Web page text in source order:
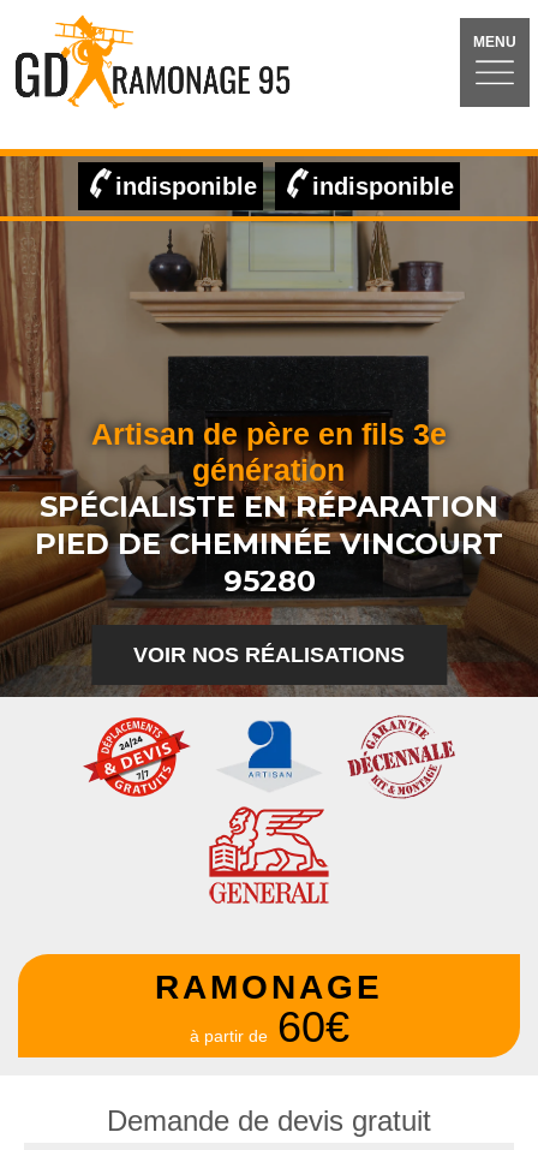
MENU
indisponible indisponible
Artisan de père en fils 3e
génération
SPÉCIALISTE EN RÉPARATION
PIED DE CHEMINÉE VINCOURT
95280
VOIR NOS RÉALISATIONS
RAMONAGE
à partir de 60€
Demande de devis gratuit